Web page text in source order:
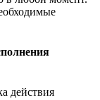
действия